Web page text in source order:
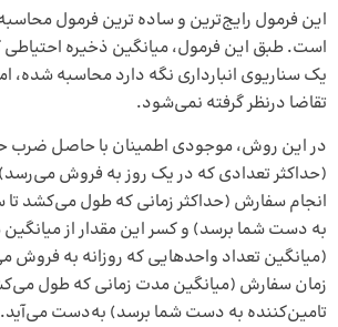
این فرمول رایج‌ترین و ساده ‌ترین فرمول‌
است. طبق این فرمول، میانگین ذخیره
یک سناریوی انبارداری نگه دارد محاسبه شده،
تقاضا درنظر گرفته نمی‌شود.
در این روش، موجودی اطمینان با حاصل ضرب
(حداکثر تعدادی که در یک روز به فروش می‌رسد)
انجام سفارش (حداکثر زمانی که طول می‌کشد تا
به دست شما برسد) و کسر این مقدار از
(میانگین تعداد واحدهایی که روزانه به فروش
زمان سفارش (میانگین مدت زمانی که طول
تامین‌کننده به دست شما برسد) به‌دست می‌آید.